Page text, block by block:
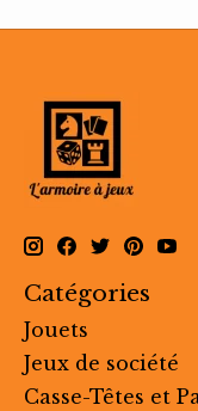
Catégories
Jouets
Jeux de société
Casse-Têtes et